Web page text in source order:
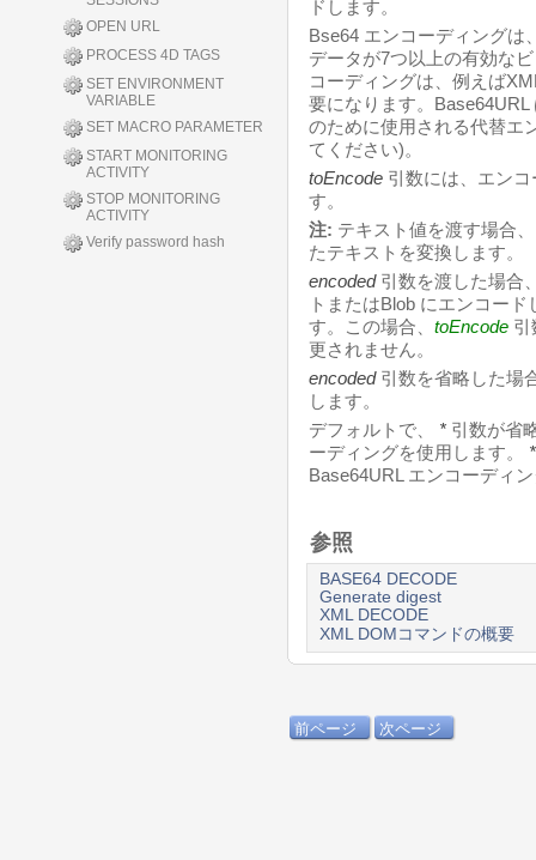
OPEN URL
PROCESS 4D TAGS
SET ENVIRONMENT
VARIABLE
SET MACRO PARAMETER
START MONITORING
ACTIVITY
STOP MONITORING
ACTIVITY
Verify password hash
ドします。
Bse64 エンコーディングは
データが7つ以上の有効な
コーディングは、例えば
要になります。
のために使用される代替エ
てください)。
toEncode 引数には、エン
す。
注: テキスト値を渡す場合
たテキストを変換します。
encoded引数を渡した場合
トまたはBlob にエンコー
す。この場合、 toEncode 引
更されません。
encoded引数を省略した場
します。
デフォルトで、 * 引数が省
ーディングを使用します。 *
Base64URL エンコーディ
参照
BASE64 DECODE
Generate digest
XML DECODE
XML DOMコマンドの概要
前ページ 次ページ